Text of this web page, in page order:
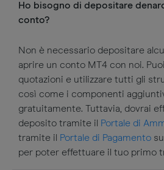
Ho bisogno di depositare
conto?
Non è necessario depositare
aprire un conto MT4 con noi.
quotazioni e utilizzare tutti gli
così come i componenti
gratuitamente. Tuttavia, dovrai
deposito tramite il
Portale di
tramite il
Portale di Pagamento
per poter effettuare il tuo primo